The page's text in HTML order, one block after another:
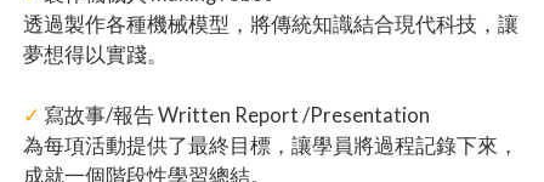
透過製作各種機械模型，將傳統知識結合現代科技，讓
夢想得以實踐。
✓ 寫故事/報告 Written Report /Presentation
為每項活動提供了最終目標，讓學員將過程記錄下來，
成就一個階段性學習總結。